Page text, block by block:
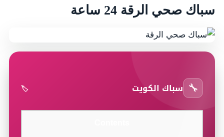
سباك صحي الرقة 24 ساعة
🔧 سباك الكويت 🏷️